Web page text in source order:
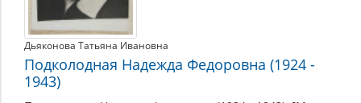
Дьяконова Татьяна Ивановна
Подколодная Надежда Федоровна (1924 -
1943)